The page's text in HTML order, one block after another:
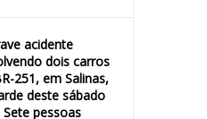
acidente
dois carros
251, em Salinas,
deste sábado
Sete pessoas